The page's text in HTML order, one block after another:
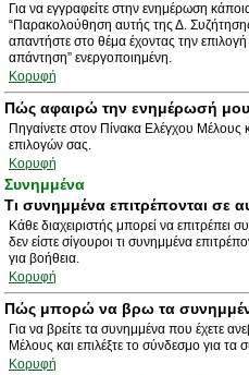
Για να εγγραφείτε στην ενημέρωση
“Παρακολούθηση αυτής της Δ.
απαντήστε στο θέμα έχοντας την
απάντηση” ενεργοποιημένη.
Κορυφή
Πώς αφαιρώ την ενημέρωσή
Πηγαίνετε στον Πίνακα Ελέγχου
επιλογών σας.
Κορυφή
Συνημμένα
Τι συνημμένα επιτρέπονται σε
Κάθε διαχειριστής μπορεί να
δεν είστε σίγουροι τι συνημμένα
για βοήθεια.
Κορυφή
Πώς μπορώ να βρω τα
Για να βρείτε τα συνημμένα που έχετε
Μέλους και επιλέξτε το σύνδεσμο για τα
Κορυφή